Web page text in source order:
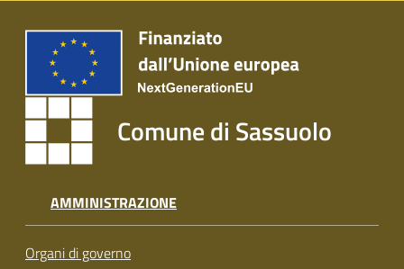
Comune di Sassuolo
AMMINISTRAZIONE
Organi di governo